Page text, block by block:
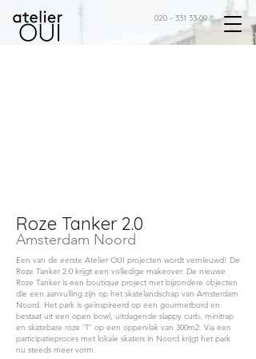
020 - 331 33 09
Roze Tanker 2.0
Amsterdam Noord
Een van de eerste Atelier OUI projecten wordt vernieuwd! De
Roze Tanker 2.0 krijgt een volledige makeover. De nieuwe
Roze Tanker is een boutique project met bijzondere objecten
die een aanvulling zijn op het skatelandschap van Amsterdam
Noord. Het park is geïnspireerd op een gourmetbord en
bestaat uit een open bowl, uitdagende slappy curb, minitrap
en skatebare roze ’T’ op een oppervlak van 300m2. Via een
participatieproces met lokale skaters in Noord krijgt het park
nu steeds meer vorm.